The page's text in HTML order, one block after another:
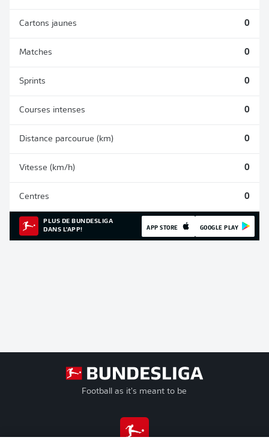
Cartons jaunes 0
Matches 0
Sprints 0
Courses intenses 0
Distance parcourue (km) 0
Vitesse (km/h) 0
Centres 0
PLUS DE BUNDESLIGA
DANS L'APP!
APP STORE GOOGLE PLAY
Football as it's meant to be